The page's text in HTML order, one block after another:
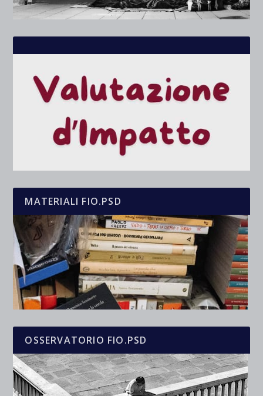
MATERIALI FIO.PSD
OSSERVATORIO FIO.PSD